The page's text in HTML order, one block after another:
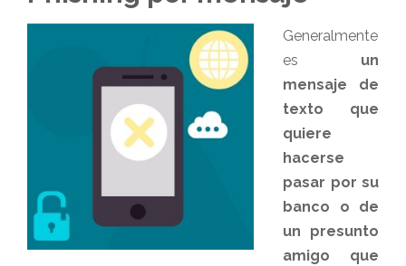
Generalmente
es un
mensaje de
texto que
quiere
hacerse
pasar por su
banco o de
un presunto
amigo que